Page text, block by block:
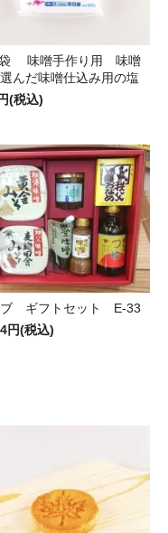
味噌手作り用 味噌
んだ味噌仕込み用の塩
(税込)
ブ ギフトセット E-33
円(税込)